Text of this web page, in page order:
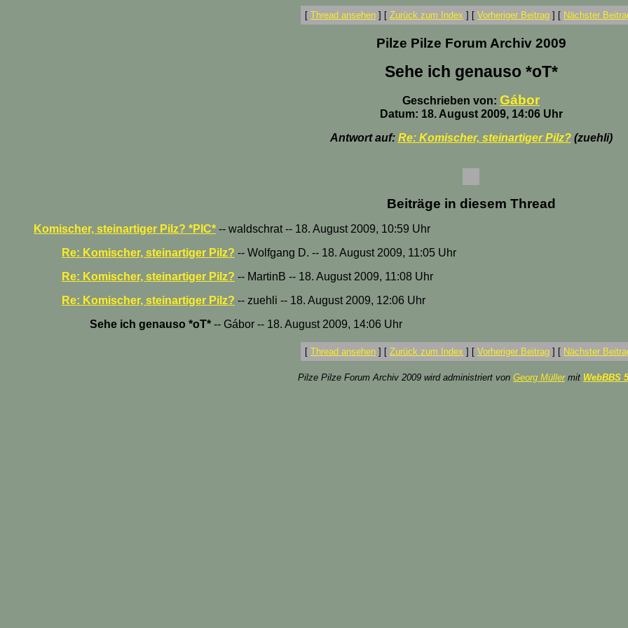
[ Thread ansehen ] [ Zurück zum Index ] [ Vorheriger Beitrag ] [ Nächster
Pilze Pilze Forum Archiv 2009
Sehe ich genauso *oT*
Geschrieben von: Gábor
Datum: 18. August 2009, 14:06 Uhr
Antwort auf: Re: Komischer, steinartiger Pilz?(zuehli)
Beiträge in diesem Thread
Komischer, steinartiger Pilz? *PIC* -- waldschrat -- 18. August 2009, 10:59 Uhr
Re: Komischer, steinartiger Pilz? -- Wolfgang D. -- 18. August 2009, 11:05 Uhr
Re: Komischer, steinartiger Pilz? -- MartinB -- 18. August 2009, 11:08 Uhr
Re: Komischer, steinartiger Pilz? -- zuehli -- 18. August 2009, 12:06 Uhr
Sehe ich genauso *oT* -- Gábor -- 18. August 2009, 14:06 Uhr
[ Thread ansehen ] [ Zurück zum Index ] [ Vorheriger Beitrag ] [ Nächster
Pilze Pilze Forum Archiv 2009 wird administriert von Georg Müllermit WebBBS